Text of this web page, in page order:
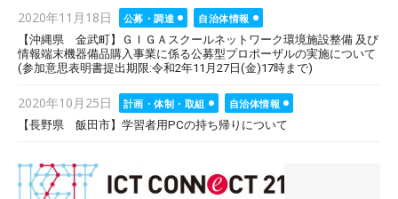
Posted
on
2020年11月18日 公募・調達
自治体情報
【沖縄県 金武町】ＧＩＧＡスクールネットワーク環境施設整備 及び
情報端末機器備品購入事業に係る公募型プロポーザルの実施について
(参加意思表明書提出期限:令和2年11月27日(金)17時まで)
Posted
on
2020年10月25日 計画・体制・取組
自治体情報
【長野県 飯田市】学習者用PCの持ち帰りについて